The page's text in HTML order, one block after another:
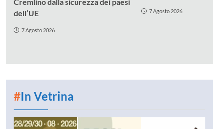
dell’UE
7 Agosto 2026
7 Agosto 2026
#In Vetrina